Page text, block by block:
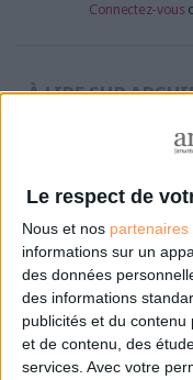
Le respect de
Nous et nos partenaires
informations sur un
des données
des informations
publicités et du
et de contenu, des
services. Avec votre
Connectez-vous
À LIRE SUR
Le